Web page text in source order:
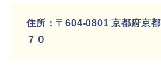
住所： 〒604-0801 京都府京
７０